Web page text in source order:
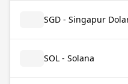
SGD - Singapur
SOL - Solana